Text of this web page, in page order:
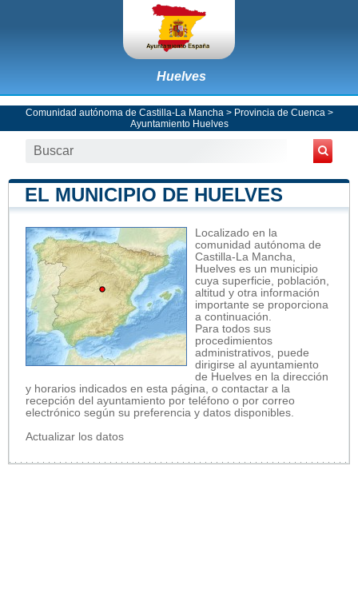
Huelves
Comunidad autónoma de Castilla-La Mancha > Provincia de Cuenca >
Ayuntamiento Huelves
EL MUNICIPIO DE HUELVES
Localizado en la
comunidad autónoma de
Castilla-La Mancha,
Huelves es un municipio
cuya superficie, población,
altitud y otra información
importante se proporciona
a continuación.
Para todos sus
procedimientos
administrativos, puede
dirigirse al ayuntamiento
de Huelves en la dirección
y horarios indicados en esta página, o contactar a la
recepción del ayuntamiento por teléfono o por correo
electrónico según su preferencia y datos disponibles.
Actualizar los datos